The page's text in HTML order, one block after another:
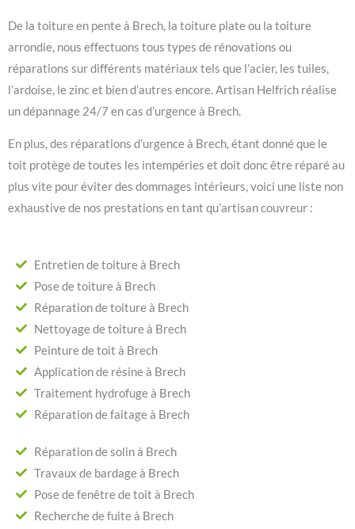
De la toiture en pente à Brech, la toiture plate ou la toiture
arrondie, nous effectuons tous types de rénovations ou
réparations sur différents matériaux tels que l’acier, les tuiles,
l’ardoise, le zinc et bien d’autres encore. Artisan Helfrich réalise
un dépannage 24/7 en cas d’urgence à Brech.
En plus, des réparations d’urgence à Brech, étant donné que le
toit protège de toutes les intempéries et doit donc être réparé au
plus vite pour éviter des dommages intérieurs, voici une liste non
exhaustive de nos prestations en tant qu’artisan couvreur :
Entretien de toiture à Brech
Pose de toiture à Brech
Réparation de toiture à Brech
Nettoyage de toiture à Brech
Peinture de toit à Brech
Application de résine à Brech
Traitement hydrofuge à Brech
Réparation de faitage à Brech
Réparation de solin à Brech
Travaux de bardage à Brech
Pose de fenêtre de toit à Brech
Recherche de fuite à Brech